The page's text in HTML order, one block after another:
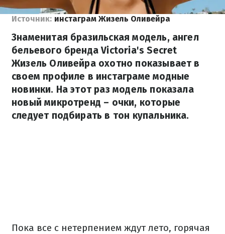
Источник: инстаграм Жизель Оливейра
Знаменитая бразильская модель, ангел
бельевого бренда Victoria's Secret
Жизель Оливейра охотно показывает в
своем профиле в инстаграме модные
новинки. На этот раз модель показала
новый микротренд – очки, которые
следует подбирать в тон купальника.
Пока все с нетерпением ждут лето, горячая